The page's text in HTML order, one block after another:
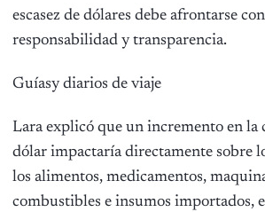
escasez de dólares debe afrontarse con
responsabilidad y transparencia.
Guíasy diarios de viaje
Lara explicó que un incremento en la
dólar impactaría directamente sobre
los alimentos, medicamentos,
combustibles e insumos importados,